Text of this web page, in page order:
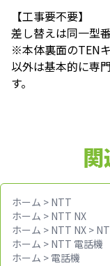
【工事要不要】
差し替えは同一型
※本体裏面のTEN
以外は基本的に専
す。
ホーム > NTT
ホーム > NTT NX
ホーム > NTT NX >
ホーム > NTT 電話機
ホーム > 電話機